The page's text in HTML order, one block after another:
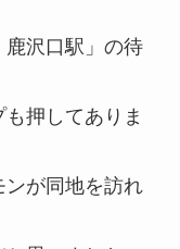
鹿沢口駅」の待
押してありま
ンが同地を訪れ